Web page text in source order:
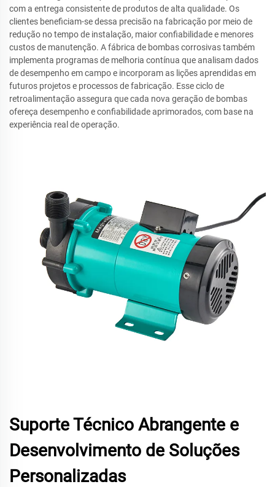
com a entrega consistente de produtos de alta qualidade. Os
clientes beneficiam-se dessa precisão na fabricação por meio de
redução no tempo de instalação, maior confiabilidade e menores
custos de manutenção. A fábrica de bombas corrosivas também
implementa programas de melhoria contínua que analisam dados
de desempenho em campo e incorporam as lições aprendidas em
futuros projetos e processos de fabricação. Esse ciclo de
retroalimentação assegura que cada nova geração de bombas
ofereça desempenho e confiabilidade aprimorados, com base na
experiência real de operação.
Suporte Técnico Abrangente e
Desenvolvimento de Soluções
Personalizadas